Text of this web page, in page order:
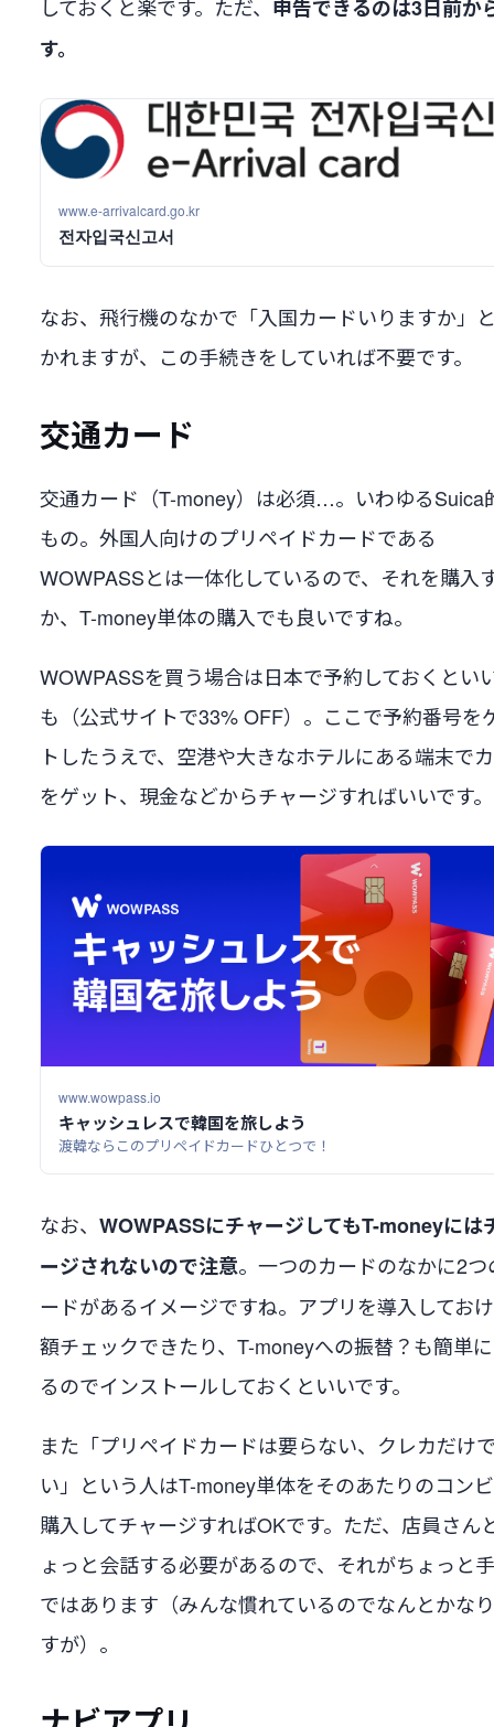
しておくと楽です。ただ、 申告できるのは3日前か
す。
www.e-arrivalcard.go.kr
전자입국신고서
なお、飛行機のなかで「入国カードいりますか」
かれますが、この手続きをしていれば不要です。
交通カード
交通カード（T-money）は必須…。いわゆるSuica
もの。外国人向けのプリペイドカードである
WOWPASSとは一体化しているので、それを購入
か、T-money単体の購入でも良いですね。
WOWPASSを買う場合は日本で予約しておくとい
も（公式サイトで33% OFF）。ここで予約番号を
トしたうえで、空港や大きなホテルにある端末で
をゲット、現金などからチャージすればいいです。
www.wowpass.io
キャッシュレスで韓国を旅しよう
渡韓ならこのプリペイドカードひとつで！
なお、 WOWPASSにチャージしてもT-moneyには
ージされないので注意。一つのカードのなかに2つ
ードがあるイメージですね。アプリを導入してお
額チェックできたり、T-moneyへの振替？も簡単
るのでインストールしておくといいです。
また「プリペイドカードは要らない、クレカだけ
い」という人はT-money単体をそのあたりのコン
購入してチャージすればOKです。ただ、店員さん
ょっと会話する必要があるので、それがちょっと
ではあります（みんな慣れているのでなんとかな
すが）。